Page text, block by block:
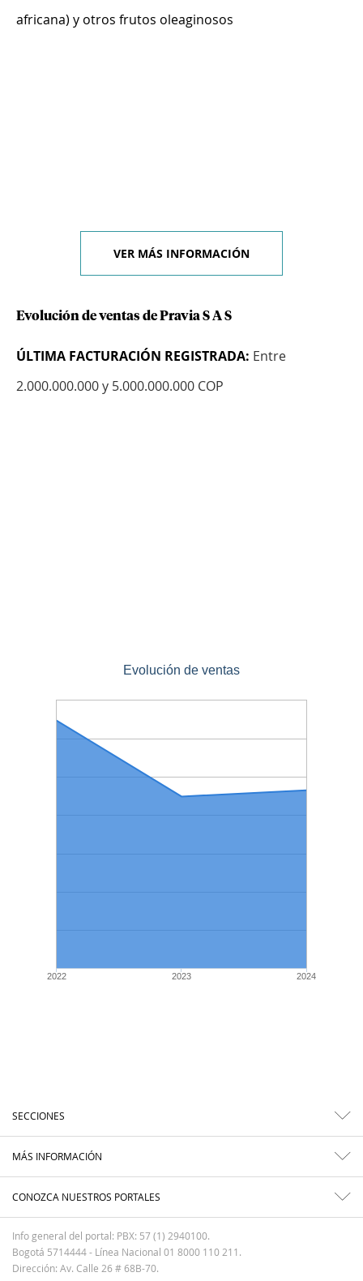
africana) y otros frutos oleaginosos
VER MÁS INFORMACIÓN
Evolución de ventas de Pravia S A S
ÚLTIMA FACTURACIÓN REGISTRADA: Entre
2.000.000.000 y 5.000.000.000 COP
Evolución de ventas
2022 2023 2024
SECCIONES
MÁS INFORMACIÓN
CONOZCA NUESTROS PORTALES
Info general del portal: PBX: 57 (1) 2940100.
Bogotá 5714444 - Línea Nacional 01 8000 110 211.
Dirección: Av. Calle 26 # 68B-70.